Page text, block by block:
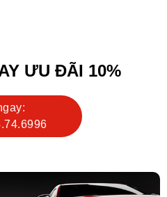
ƯU ĐÃI 10%